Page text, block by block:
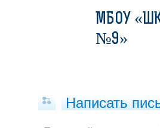
МБОУ
№9»
Написать